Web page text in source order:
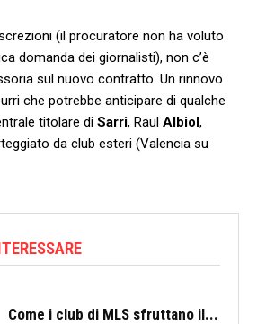
(il procuratore non ha voluto
domanda dei giornalisti), non c’è
sul nuovo contratto. Un rinnovo
che potrebbe anticipare di qualche
titolare di Sarri, Raul Albiol,
da club esteri (Valencia su
Come i club di MLS sfruttano il...